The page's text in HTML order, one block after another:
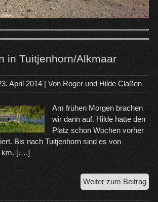
in Tuitjenhorn/Alkmaar
April 2014| Von Roger und Hilde Claßen
Am frühen Morgen brachen
wir dann auf. Hilde hatte den
Platz schon Wochen vorher
Bis nach Tuitjenhorn sind es von
km. [….]
Weiter zum Beitrag
in